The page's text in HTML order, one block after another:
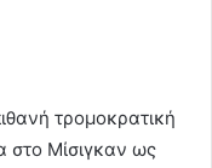
τρομοκρατική
στο Μίσιγκαν ως